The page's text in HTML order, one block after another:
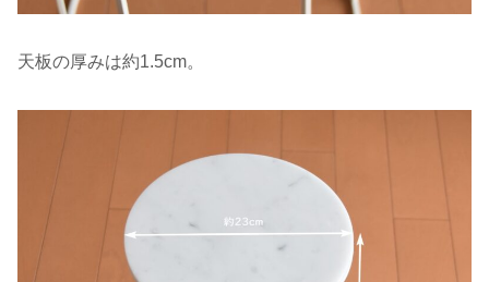
天板の厚みは約1.5cm。